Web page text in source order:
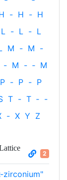
- H - H
L - L - L
M - M -
- M - ‐ M
P - P - P
T - T ‐ -
- X Y Z
2
zirconium"